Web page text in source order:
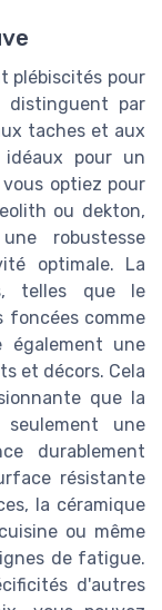
plébiscités pour
distinguent par
taches et aux
pour un
optiez pour
ou dekton,
robustesse
optimale. La
telles que le
foncées comme
également une
et décors. Cela
que la
une
durablement
résistante
la céramique
ou même
de fatigue.
d'autres